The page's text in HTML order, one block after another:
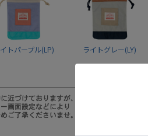
トパープル(LP) ライトグレー(LY)